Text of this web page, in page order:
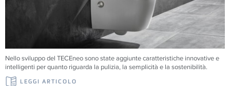
Nello sviluppo del TECEneo sono state aggiunte caratteristiche innovative e
intelligenti per quanto riguarda la pulizia, la semplicità e la sostenibilità.
LEGGI ARTICOLO